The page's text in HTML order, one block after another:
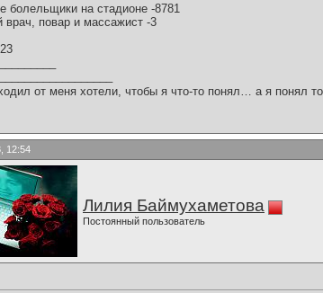
болельщики на стадионе -8781
врач, повар и массажист -3
от меня хотели, чтобы я что-то понял… а я понял
12:54
Лилия Баймухаметова
Постоянный пользователь